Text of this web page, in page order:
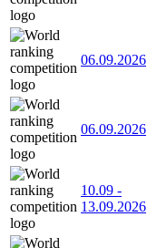
06.09.2026
06.09.2026
10.09 -
13.09.2026